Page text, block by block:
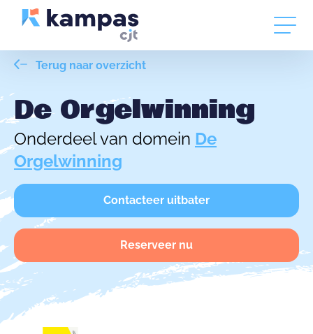
Terug naar overzicht
De Orgelwinning
Onderdeel van domein De
Orgelwinning
Contacteer uitbater
Reserveer nu